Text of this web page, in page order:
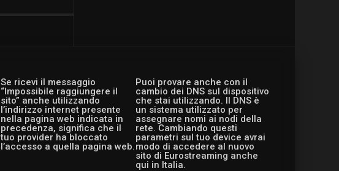
Se ricevi il messaggio
“Impossibile raggiungere il
sito” anche utilizzando
l’indirizzo internet presente
nella pagina web indicata in
precedenza, significa che il
tuo provider ha bloccato
l’accesso a quella pagina web.
Puoi provare anche con il
cambio dei DNS sul dispositivo
che stai utilizzando. Il DNS è
un sistema utilizzato per
assegnare nomi ai nodi della
rete. Cambiando questi
parametri sul tuo device avrai
modo di accedere al nuovo
sito di Eurostreaming anche
qui in Italia.